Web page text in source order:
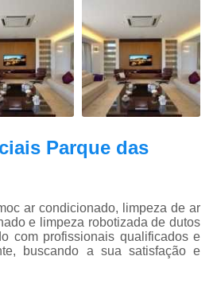
Limpeza de
Limpeza de Dutos de Ar
de Dutos de Ar Condicionado
de Dutos e Coifas
Limpeza de
Dutos Ar Condicionado
de Manutenção de Ar Condicionado
Plano de Manutenção
Plano Manutenção Ar
Ar Condicionado Central
Pmoc Ar Condicionado Vila
Pmoc
Parque das
ar condicionado, limpeza de ar
e limpeza robotizada de dutos
com profissionais qualificados e
buscando a sua satisfação e